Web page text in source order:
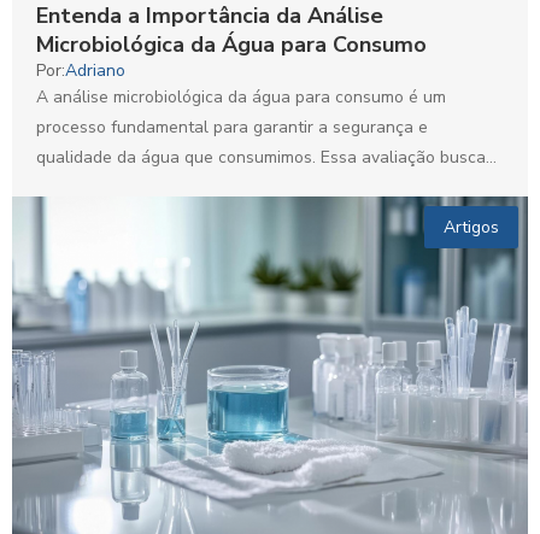
Entenda a Importância da Análise
Microbiológica da Água para Consumo
Por:Adriano
A análise microbiológica da água para consumo é um
processo fundamental para garantir a segurança e
qualidade da água que consumimos. Essa avaliação busca
Artigos